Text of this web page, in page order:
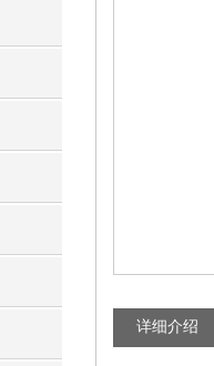
详细介绍